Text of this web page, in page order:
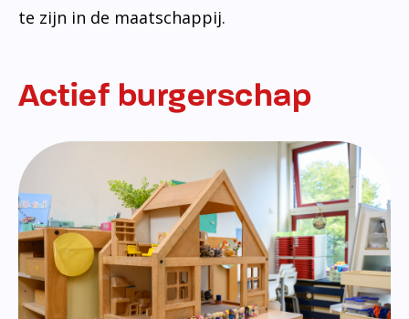
te zijn in de maatschappij.
Actief burgerschap